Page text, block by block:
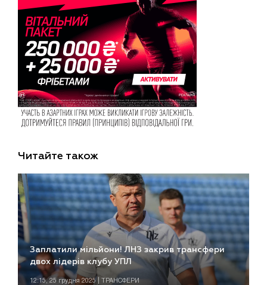
Читайте також
Заплатили мільйони! ЛНЗ закрив трансфери
двох лідерів клубу УПЛ
12:15, 25 грудня 2025 | ТРАНСФЕРИ